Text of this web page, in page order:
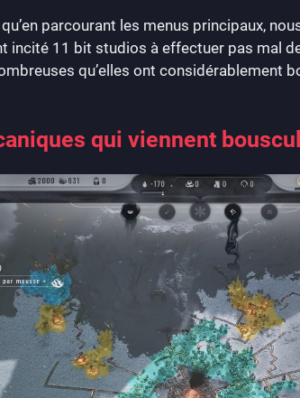
parcourant les menus principaux,
incité 11 bit studios à effectuer pas mal
qu’elles ont considérablement
qui viennent